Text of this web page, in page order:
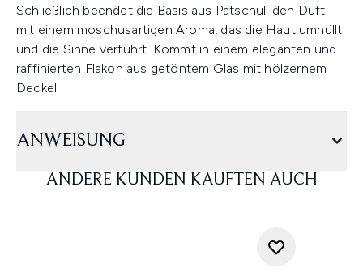
Schließlich beendet die Basis aus Patschuli den Duft
mit einem moschusartigen Aroma, das die Haut umhüllt
und die Sinne verführt. Kommt in einem eleganten und
raffinierten Flakon aus getöntem Glas mit hölzernem
Deckel.
ANWEISUNG
ANDERE KUNDEN KAUFTEN AUCH